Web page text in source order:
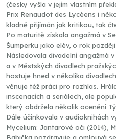
(česky vyšla v jejím vlastním
Prix Renaudot des Lycéens i
kladně přijímán jak kritikou, tak
Po maturitě získala angažmá v
Šumperku jako elév, o rok
Následovala divadelní angažmá
a v Městských divadlech
hostuje hned v několika
věnuje též práci pro rozhlas.
inscenacích a seriálech, ale
který obdržela několik ocenění
Dále účinkovala v audioknihách
Mycelium: Jantarové oči (2014),